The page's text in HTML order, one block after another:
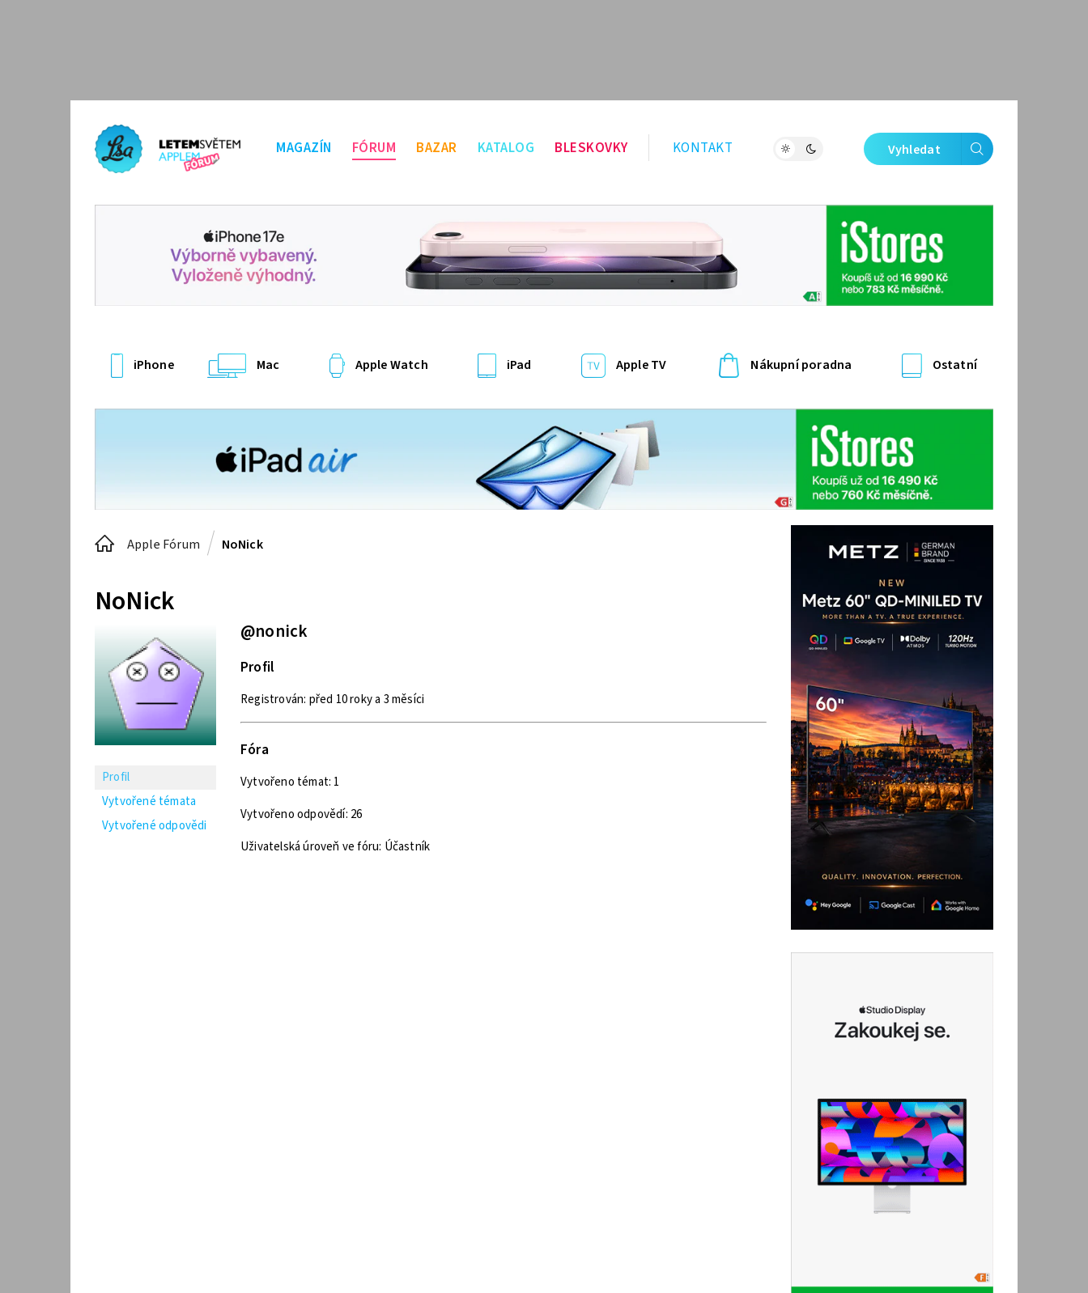
MAGAZÍN FÓRUM BAZAR KATALOG BLESKOVKY KONTAKT Vyhledat
iPhone Mac Apple Watch iPad Apple TV Nákupní poradna Ostatní
Apple Fórum NoNick
NoNick
Profil
Vytvořené témata
Vytvořené odpovědi
@nonick
Profil
Registrován: před 10 roky a 3 měsíci
Fóra
Vytvořeno témat: 1
Vytvořeno odpovědí: 26
Uživatelská úroveň ve fóru: Účastník